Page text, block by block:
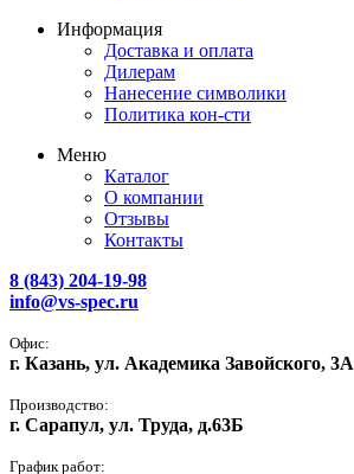
Информация
Доставка и оплата
Дилерам
Нанесение символики
Политика кон-сти
Меню
Каталог
О компании
Отзывы
Контакты
8 (843) 204-19-98
info@vs-spec.ru
Офис:
г. Казань, ул. Академика Завойского, 3А
Производство:
г. Сарапул, ул. Труда, д.63Б
График работ: